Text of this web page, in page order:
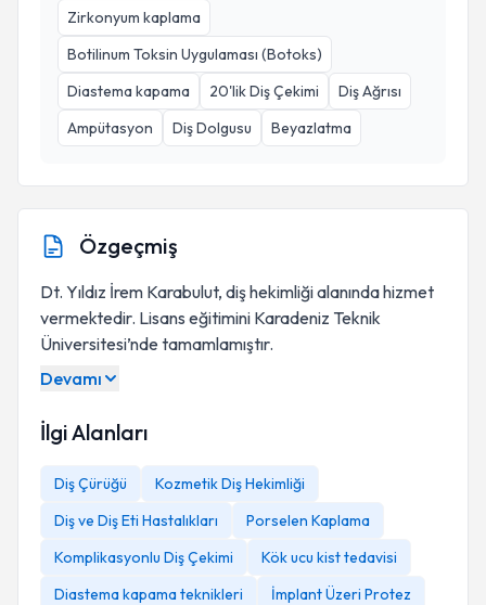
Zirkonyum kaplama
Botilinum Toksin Uygulaması (Botoks)
Diastema kapama
20'lik Diş Çekimi
Diş Ağrısı
Ampütasyon
Diş Dolgusu Beyazlatma
Özgeçmiş
Dt. Yıldız İrem Karabulut, diş hekimliği alanında hizmet
vermektedir. Lisans eğitimini Karadeniz Teknik
Üniversitesi’nde tamamlamıştır.
Devamı
İlgi Alanları
Diş Çürüğü
Kozmetik Diş Hekimliği
Diş ve Diş Eti Hastalıkları
Porselen Kaplama
Komplikasyonlu Diş Çekimi
Kök ucu kist tedavisi
Diastema kapama teknikleri
İmplant Üzeri Protez